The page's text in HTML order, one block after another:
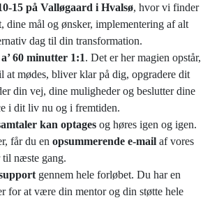
15 på Valløgaard i Hvalsø, hvor vi finder
dine mål og ønsker, implementering af alt
dag til din transformation.
60 minutter 1:1. Det er her magien opstår,
at mødes, bliver klar på dig, opgradere dit
din vej, dine muligheder og beslutter dine
i dit liv nu og i fremtiden.
kan optages og høres igen og igen.
får du en opsummerende e-mail af vores
til næste gang.
gennem hele forløbet. Du har en
for at være din mentor og din støtte hele